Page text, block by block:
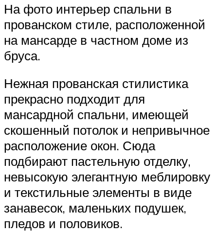
На фото интерьер спальни в
прованском стиле, расположенной
на мансарде в частном доме из
бруса.
Нежная прованская стилистика
прекрасно подходит для
мансардной спальни, имеющей
скошенный потолок и непривычное
расположение окон. Сюда
подбирают пастельную отделку,
невысокую элегантную меблировку
и текстильные элементы в виде
занавесок, маленьких подушек,
пледов и половиков.